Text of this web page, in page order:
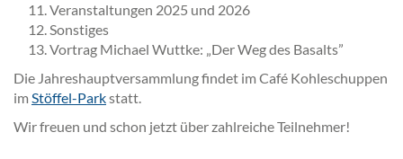
Veranstaltungen 2025 und 2026
Sonstiges
Vortrag Michael Wuttke: „Der Weg des Basalts”
Die Jahreshauptversammlung findet im Café Kohleschuppen
im Stöffel-Parkstatt.
Wir freuen und schon jetzt über zahlreiche Teilnehmer!